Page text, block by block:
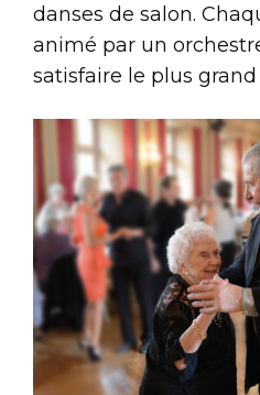
danses de salon.
animé par un
satisfaire le plus